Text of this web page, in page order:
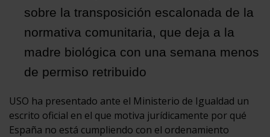
sobre la transposición escalonada de la
normativa comunitaria, que deja a la
madre biológica con una semana menos
de permiso retribuido
USO ha presentado ante el Ministerio de Igualdad un
escrito oficial en el que motiva jurídicamente por qué
España no está cumpliendo con el ordenamiento